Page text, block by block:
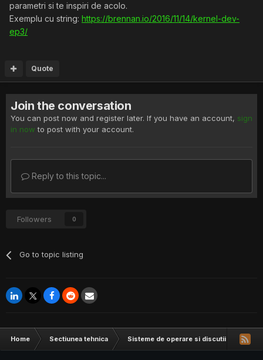
parametri si te inspiri de acolo.
Exemplu cu string: https://brennan.io/2016/11/14/kernel-dev-
ep3/
Quote
Join the conversation
You can post now and register later. If you have an account, sign
in now to post with your account.
Reply to this topic...
Followers 0
Go to topic listing
Home Sectiunea tehnica Sisteme de operare si discutii hardware